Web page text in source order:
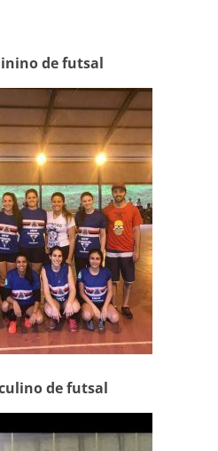
de futsal
de futsal